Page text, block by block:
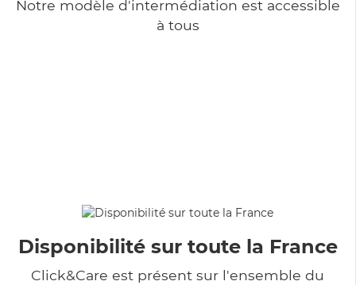
Notre modèle d'intermédiation est accessible
à tous
Disponibilité sur toute la France
Click&Care est présent sur l'ensemble du